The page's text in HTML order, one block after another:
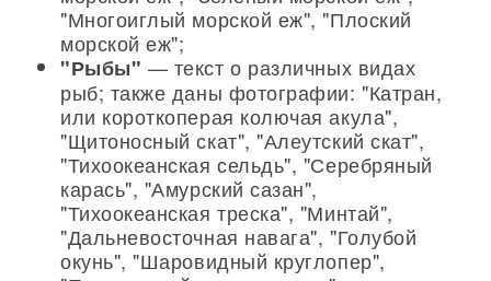
"Многоиглый морской еж", "Плоский
морской еж";
"Рыбы" — текст о различных видах
рыб; также даны фотографии: "Катран,
или короткоперая колючая акула",
"Щитоносный скат", "Алеутский скат",
"Тихоокеанская сельдь", "Серебряный
карась", "Амурский сазан",
"Тихоокеанская треска", "Минтай",
"Дальневосточная навага", "Голубой
окунь", "Шаровидный круглопер",